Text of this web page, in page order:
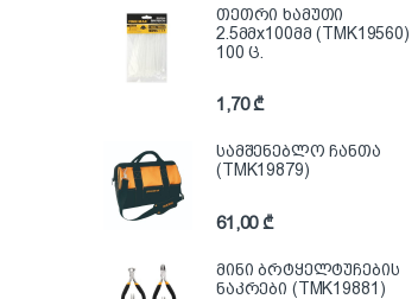
თეთრი ხამუთი
2.5მმx100მმ (TMK19560)
100 ც.
1,70₾
სამშენებლო ჩანთა
(TMK19879)
61,00₾
მინი ბრტყელტუჩების
ნაკრები (TMK19881)